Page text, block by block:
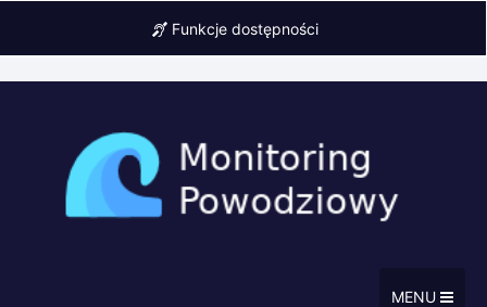
Funkcje dostępności
MENU